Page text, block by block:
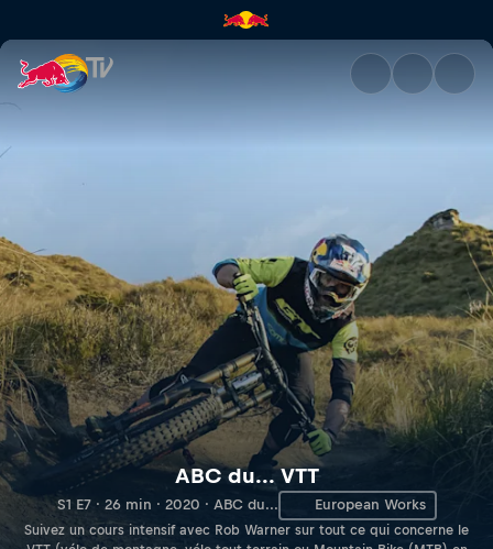
ABC du... VTT | Red Bull TV
ABC du... VTT
S1 E7 · 26 min · 2020 · ABC du... European Works
Suivez un cours intensif avec Rob Warner sur tout ce qui concerne le